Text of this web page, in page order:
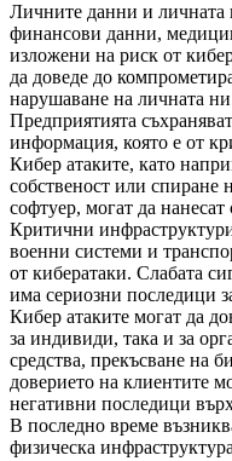
Личните данни и
финансови данни,
изложени на риск от
да доведе до
нарушаване на личната
Предприятията
информация, която е от
Кибер атаките, като
собственост или спиране
софтуер, могат да
Критични
военни системи и
от кибератаки. Слабата
има сериозни последици
Кибер атаките могат да
за индивиди, така и за
средства, прекъсване на
доверието на клиентите
негативни последици
В последно време
физическа